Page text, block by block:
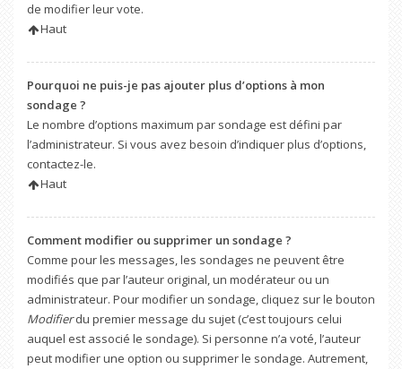
de modifier leur vote.
Haut
Pourquoi ne puis-je pas ajouter plus d’options à mon
sondage ?
Le nombre d’options maximum par sondage est défini par
l’administrateur. Si vous avez besoin d’indiquer plus d’options,
contactez-le.
Haut
Comment modifier ou supprimer un sondage ?
Comme pour les messages, les sondages ne peuvent être
modifiés que par l’auteur original, un modérateur ou un
administrateur. Pour modifier un sondage, cliquez sur le bouton
Modifierdu premier message du sujet (c’est toujours celui
auquel est associé le sondage). Si personne n’a voté, l’auteur
peut modifier une option ou supprimer le sondage. Autrement,